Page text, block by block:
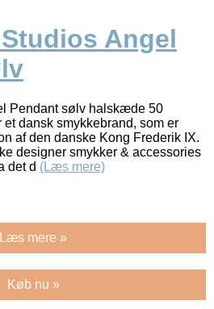
Angel
Pendant sølv halskæde 50
dansk smykkebrand, som er
af den danske Kong Frederik IX.
designer smykker & accessories
det d (Læs mere)
Læs mere »
Køb nu »